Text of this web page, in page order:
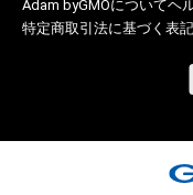
・本アイテムに関する
であると判断した場合
方、著作隣接権の権利
Adam byGMOについてヘ
特定商取引法に基づく表記